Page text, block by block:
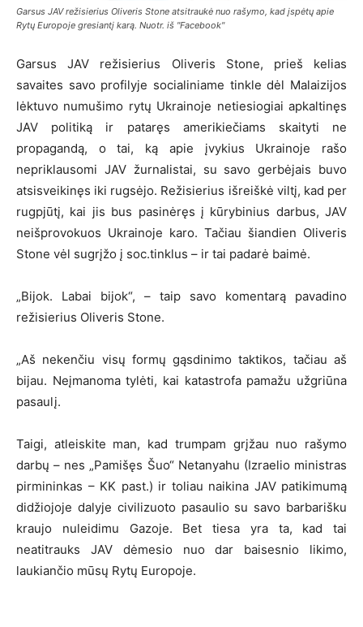
Garsus JAV režisierius Oliveris Stone atsitraukė nuo rašymo, kad įspėtų apie
Rytų Europoje gresiantį karą. Nuotr. iš "Facebook"
Garsus JAV režisierius Oliveris Stone, prieš kelias
savaites savo profilyje socialiniame tinkle dėl Malaizijos
lėktuvo numušimo rytų Ukrainoje netiesiogiai apkaltinęs
JAV politiką ir pataręs amerikiečiams skaityti ne
propagandą, o tai, ką apie įvykius Ukrainoje rašo
nepriklausomi JAV žurnalistai, su savo gerbėjais buvo
atsisveikinęs iki rugsėjo. Režisierius išreiškė viltį, kad per
rugpjūtį, kai jis bus pasinėręs į kūrybinius darbus, JAV
neišprovokuos Ukrainoje karo. Tačiau šiandien Oliveris
Stone vėl sugrįžo į soc.tinklus – ir tai padarė baimė.
„Bijok. Labai bijok“, – taip savo komentarą pavadino
režisierius Oliveris Stone.
„Aš nekenčiu visų formų gąsdinimo taktikos, tačiau aš
bijau. Neįmanoma tylėti, kai katastrofa pamažu užgriūna
pasaulį.
Taigi, atleiskite man, kad trumpam grįžau nuo rašymo
darbų – nes „Pamišęs Šuo“ Netanyahu (Izraelio ministras
pirmininkas – KK past.) ir toliau naikina JAV patikimumą
didžiojoje dalyje civilizuoto pasaulio su savo barbarišku
kraujo nuleidimu Gazoje. Bet tiesa yra ta, kad tai
neatitrauks JAV dėmesio nuo dar baisesnio likimo,
laukiančio mūsų Rytų Europoje.